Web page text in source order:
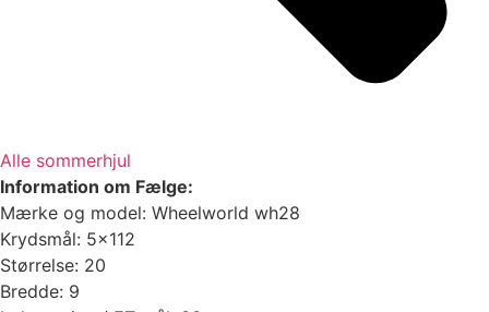
Alle sommerhjul
Information om Fælge:
Mærke og model: Wheelworld wh28
Krydsmål: 5×112
Størrelse: 20
Bredde: 9